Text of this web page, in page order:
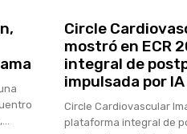
Circle
mostró en ECR
integral de
impulsada por IA
Circle Cardiovascular
plataforma integral de